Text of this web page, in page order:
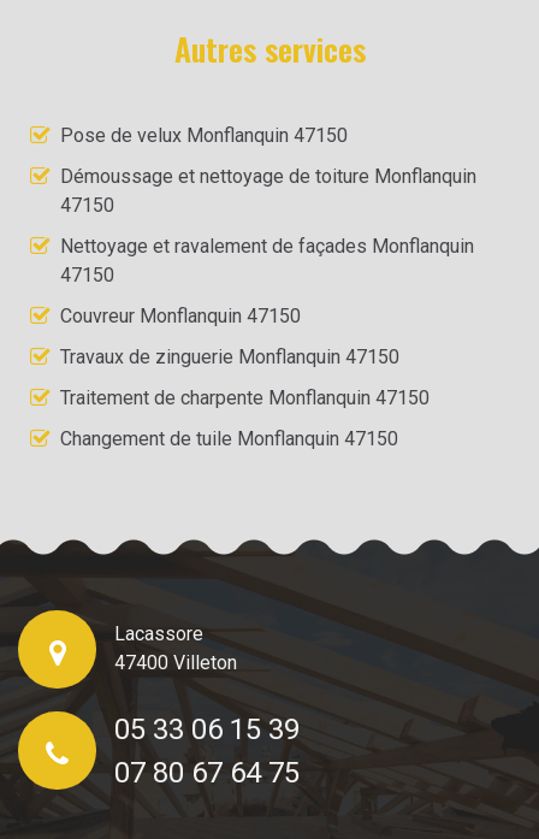
Autres services
Pose de velux Monflanquin 47150
Démoussage et nettoyage de toiture Monflanquin
47150
Nettoyage et ravalement de façades Monflanquin
47150
Couvreur Monflanquin 47150
Travaux de zinguerie Monflanquin 47150
Traitement de charpente Monflanquin 47150
Changement de tuile Monflanquin 47150
Lacassore
47400 Villeton
05 33 06 15 39
07 80 67 64 75